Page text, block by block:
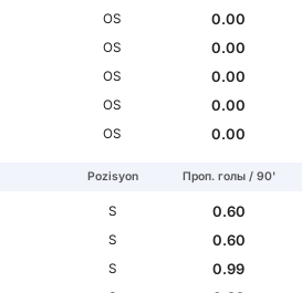
OS
0.00
OS
0.00
OS
0.00
OS
0.00
OS 0.00
Pozisyon Проп. голы / 90'
S
0.60
S
0.60
S
0.99